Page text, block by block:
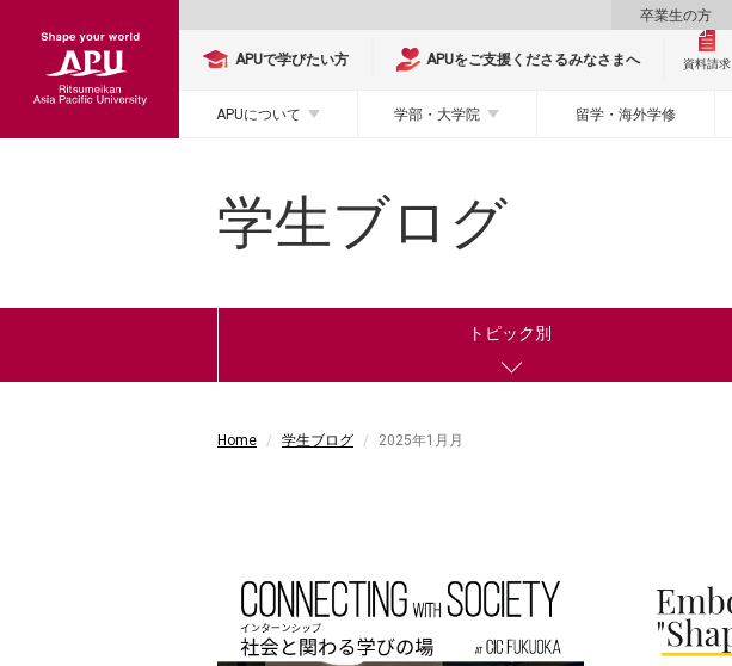
卒業生の方
APUで学びたい方 APUをご支援くださるみなさまへ 資料請求
APUについて 学部・大学院 留学・海外学修
学生ブログ
トピック別
Home 学生ブログ 2025年1月月